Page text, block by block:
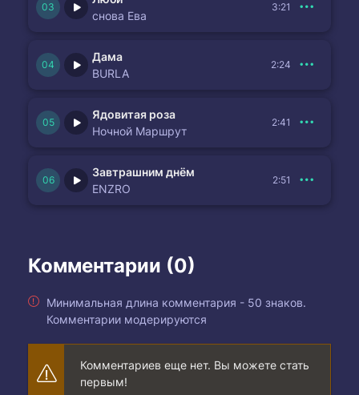
снова Ева
3:21
Дама
BURLA
2:24
Ядовитая роза
Ночной Маршрут
2:41
Завтрашним днём
ENZRO
2:51
Комментарии (0)
Минимальная длина комментария - 50 знаков.
Комментарии модерируются
Комментариев еще нет. Вы можете стать
первым!